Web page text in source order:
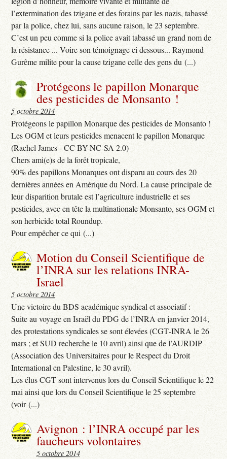
l’extermination des tzigane et des forains par les nazis, tabassé
par la police, chez lui, sans aucune raison, le 23 septembre.
C’est un peu comme si la police avait tabassé un grand nom de
la résistance ... Voire son témoignage ci dessous... Raymond
Gurême milite pour la cause tzigane celle des gens du (...)
Protégeons le papillon Monarque
des pesticides de Monsanto !
5 octobre 2014
Protégeons le papillon Monarque des pesticides de Monsanto !
Les OGM et leurs pesticides menacent le papillon Monarque
(Rachel James - CC BY-NC-SA 2.0)
Chers ami(e)s de la forêt tropicale,
90% des papillons Monarques ont disparu au cours des 20
dernières années en Amérique du Nord. La cause principale de
leur disparition brutale est l’agriculture industrielle et ses
pesticides, avec en tête la multinationale Monsanto, ses OGM et
son herbicide total Roundup.
Pour empêcher ce qui (...)
Motion du Conseil Scientifique de
l’INRA sur les relations INRA-
Israel
5 octobre 2014
Une victoire du BDS académique syndical et associatif :
Suite au voyage en Israël du PDG de l’INRA en janvier 2014,
des protestations syndicales se sont élevées (CGT‐INRA le 26
mars ; et SUD recherche le 10 avril) ainsi que de l’AURDIP
(Association des Universitaires pour le Respect du Droit
International en Palestine, le 30 avril).
Les élus CGT sont intervenus lors du Conseil Scientifique le 22
mai ainsi que lors du Conseil Scientifique le 25 septembre
(voir (...)
Avignon : l’INRA occupé par les
faucheurs volontaires
5 octobre 2014